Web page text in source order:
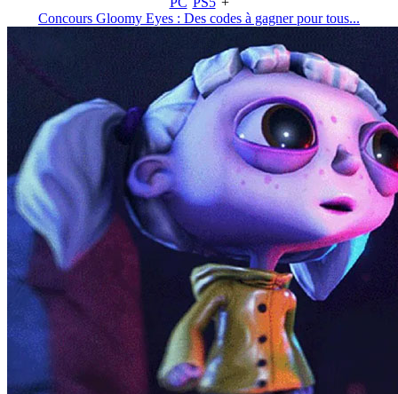
Concours Gloomy Eyes : Des codes à gagner pour tous...